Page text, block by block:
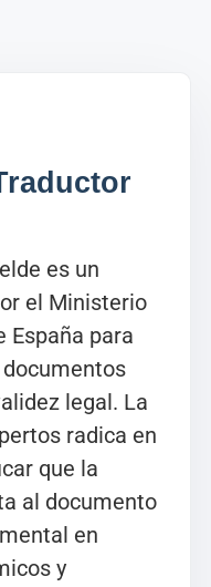
es un
el Ministerio
España para
legal. La
radica en
que la
al documento
en
y